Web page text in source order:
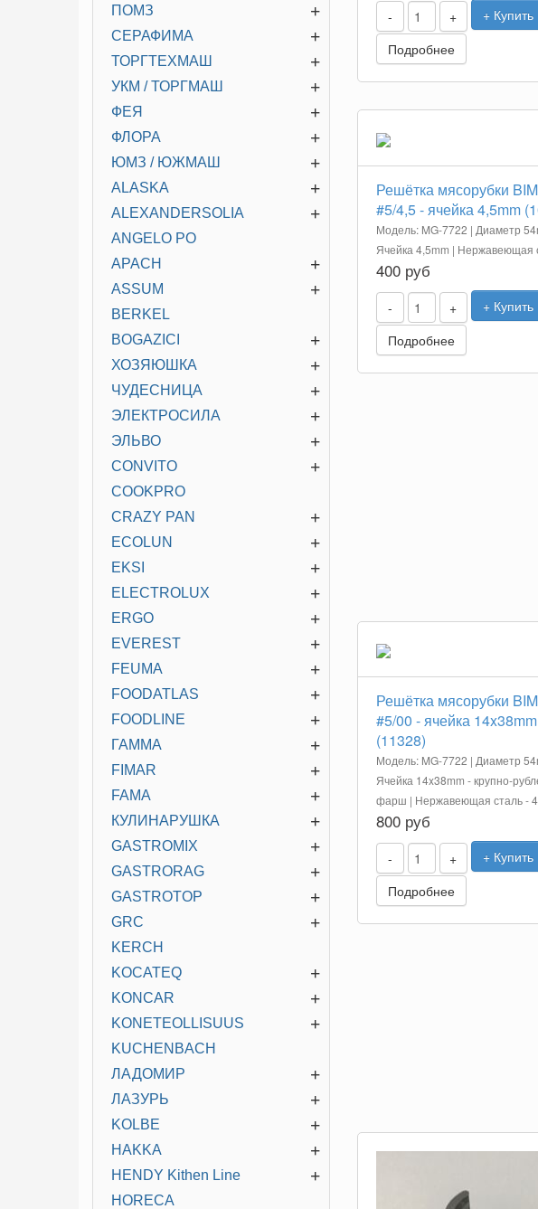
- +
+ Купить
Подробнее
Решётка мясорубки
#5/4,5 - ячейка 4,5mm
Модель: MG-7722 | Диаметр
Ячейка 4,5mm | Нержавеющая
400 руб
- +
+ Купить
Подробнее
Решётка мясорубки
#5/00 - ячейка 14x38mm
(11328)
Модель: MG-7722 | Диаметр
Ячейка 14x38mm - крупно-
фарш | Нержавеющая сталь -
800 руб
- +
+ Купить
Подробнее
+
ПОМЗ
+
СЕРАФИМА
+
ТОРГТЕХМАШ
+
УКМ / ТОРГМАШ
+
ФЕЯ
+
ФЛОРА
+
ЮМЗ / ЮЖМАШ
+
ALASKA
+
ALEXANDERSOLIA
ANGELO PO
+
APACH
+
ASSUM
BERKEL
+
BOGAZICI
+
ХОЗЯЮШКА
+
ЧУДЕСНИЦА
+
ЭЛЕКТРОСИЛА
+
ЭЛЬВО
+
CONVITO
COOKPRO
+
CRAZY PAN
+
ECOLUN
+
EKSI
+
ELECTROLUX
+
ERGO
+
EVEREST
+
FEUMA
+
FOODATLAS
+
FOODLINE
+
ГАММА
+
FIMAR
+
FAMA
+
КУЛИНАРУШКА
+
GASTROMIX
+
GASTRORAG
+
GASTROTOP
+
GRC
KERCH
+
KOCATEQ
+
KONCAR
+
KONETEOLLISUUS
KUCHENBACH
+
ЛАДОМИР
+
ЛАЗУРЬ
+
KOLBE
+
HAKKA
+
HENDY Kithen Line
HORECA